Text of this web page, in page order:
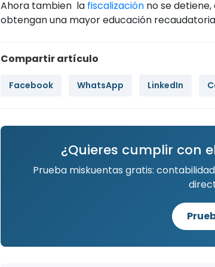
Ahora tambien la fiscalización no se
obtengan una mayor educación
Compartir artículo
Facebook WhatsApp LinkedIn
¿Quieres cumplir con
Prueba miskuentas gratis: